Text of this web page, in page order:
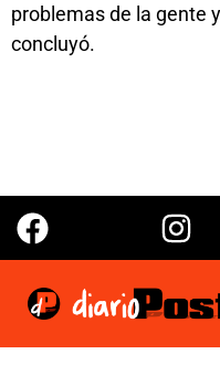
problemas de la gente
concluyó.